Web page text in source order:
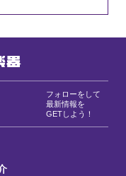
フォローをして
最新情報を
GETしよう！